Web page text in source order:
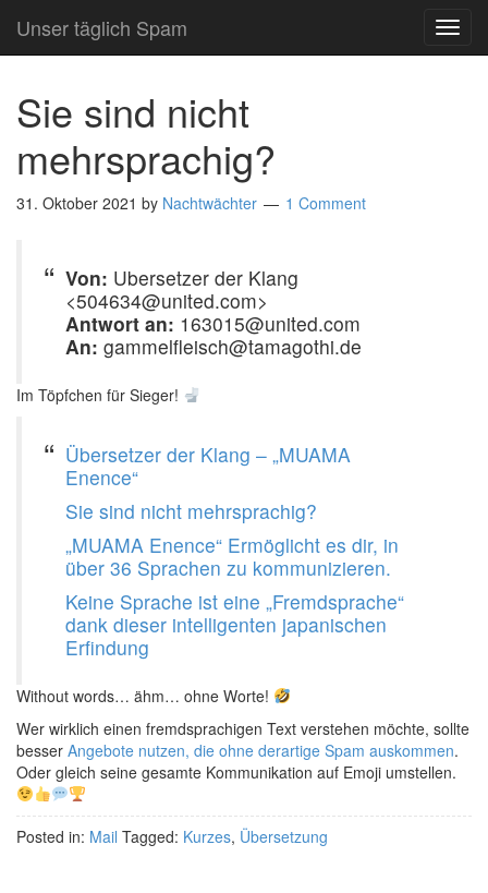
Unser täglich Spam
Sie sind nicht
mehrsprachig?
31. Oktober 2021 by Nachtwächter 1 Comment
Von: Ubersetzer der Klang
<504634@united.com>
Antwort an: 163015@united.com
An: gammelfleisch@tamagothi.de
Im Töpfchen für Sieger!
Übersetzer der Klang – „MUAMA
Enence“
Sie sind nicht mehrsprachig?
„MUAMA Enence“ Ermöglicht es dir, in
über 36 Sprachen zu kommunizieren.
Keine Sprache ist eine „Fremdsprache“
dank dieser intelligenten japanischen
Erfindung
Without words… ähm… ohne Worte!
Wer wirklich einen fremdsprachigen Text verstehen möchte, sollte
besser Angebote nutzen, die ohne derartige Spam auskommen.
Oder gleich seine gesamte Kommunikation auf Emoji umstellen.
Posted in: Mail Tagged: Kurzes, Übersetzung